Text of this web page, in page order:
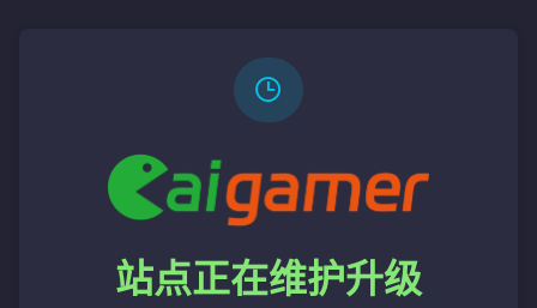
站点正在维护升级